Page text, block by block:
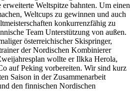
Weltspitze bahnten. Um einen
Weltcups zu gewinnen und auch
konkurrenzfähig zu
Team Unterstützung von außen.
österreichischer Skispringer,
der Nordischen Kombinierer
wollte er Ilkka Herola,
auf Peking vorbereiten. Wir sind kurz
Saison in der Zusammenarbeit
den finnischen Nordischen